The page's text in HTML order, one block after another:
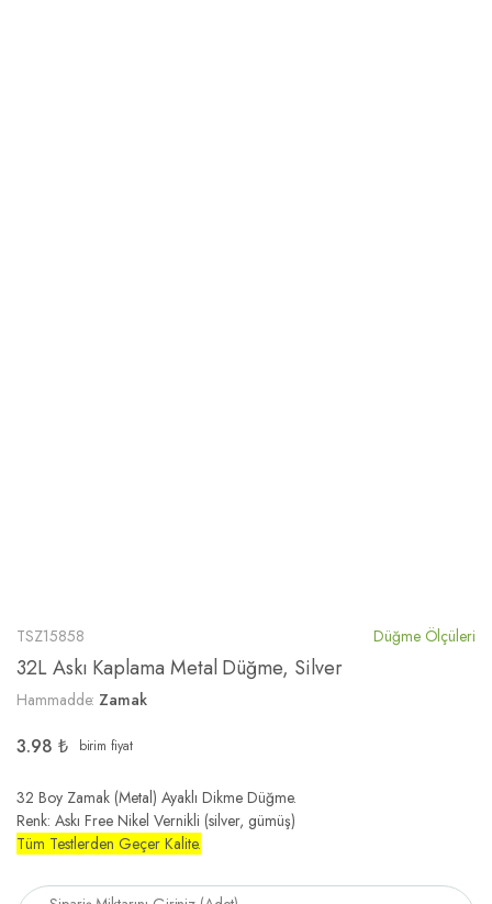
TSZ15858 Düğme Ölçüleri
32L Askı Kaplama Metal Düğme, Silver
Hammadde:Zamak
3.98 ₺ birim fiyat
32 Boy Zamak (Metal) Ayaklı Dikme Düğme.
Renk: Askı Free Nikel Vernikli (silver, gümüş)
Tüm Testlerden Geçer Kalite.